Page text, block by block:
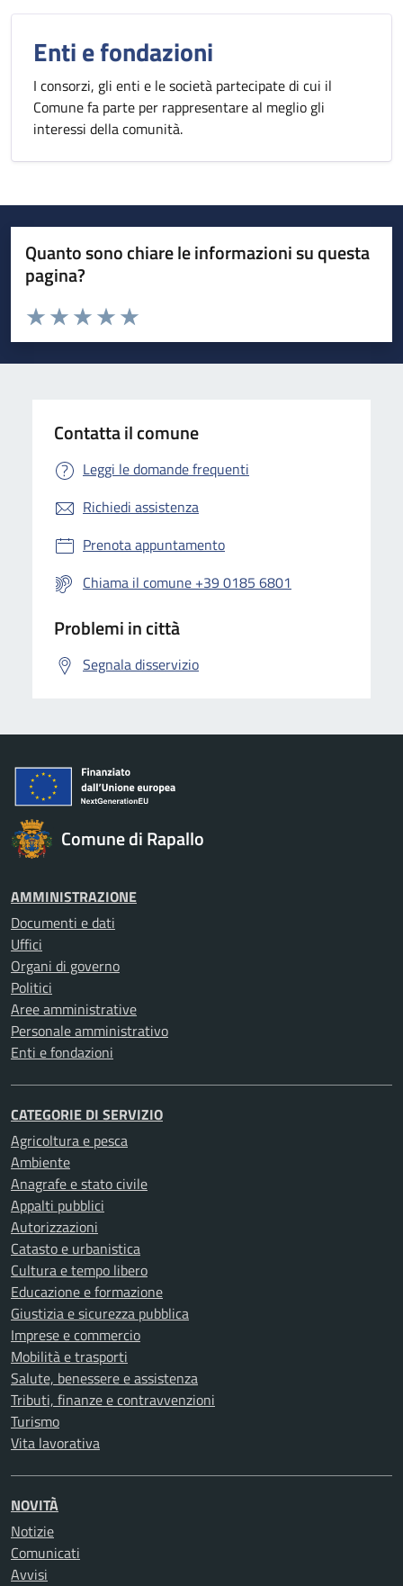
Enti e fondazioni
I consorzi, gli enti e le società partecipate di cui il
Comune fa parte per rappresentare al meglio gli
interessi della comunità.
Quanto sono chiare le informazioni su questa
pagina?
Valuta da 1 a 5 stelle la pagina
Valuta 5 stelle su 5
Valuta 4 stelle su 5
Valuta 3 stelle su 5
Valuta 2 stelle su 5
Valuta 1 stelle su 5
Contatta il comune
Leggi le domande frequenti
Richiedi assistenza
Prenota appuntamento
Chiama il comune +39 0185 6801
Problemi in città
Segnala disservizio
Comune di Rapallo
AMMINISTRAZIONE
Documenti e dati
Uffici
Organi di governo
Politici
Aree amministrative
Personale amministrativo
Enti e fondazioni
CATEGORIE DI SERVIZIO
Agricoltura e pesca
Ambiente
Anagrafe e stato civile
Appalti pubblici
Autorizzazioni
Catasto e urbanistica
Cultura e tempo libero
Educazione e formazione
Giustizia e sicurezza pubblica
Imprese e commercio
Mobilità e trasporti
Salute, benessere e assistenza
Tributi, finanze e contravvenzioni
Turismo
Vita lavorativa
NOVITÀ
Notizie
Comunicati
Avvisi